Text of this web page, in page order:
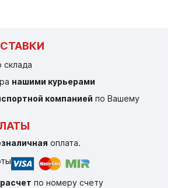
склада
нашими курьерами
компанией по Вашему
оплата.
по номеру счету